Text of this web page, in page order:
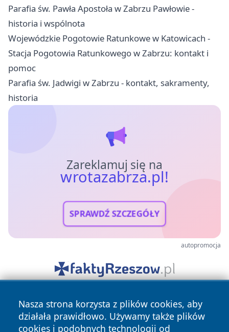
Parafia św. Pawła Apostoła w Zabrzu Pawłowie -
historia i wspólnota
Wojewódzkie Pogotowie Ratunkowe w Katowicach -
Stacja Pogotowia Ratunkowego w Zabrzu: kontakt i
pomoc
Parafia św. Jadwigi w Zabrzu - kontakt, sakramenty,
historia
Zareklamuj się na
wrotazabrza.pl!
SPRAWDŹ SZCZEGÓŁY
autopromocja
Nasza strona korzysta z plików cookies, aby
działała prawidłowo. Używamy także plików
cookies i podobnych technologii od